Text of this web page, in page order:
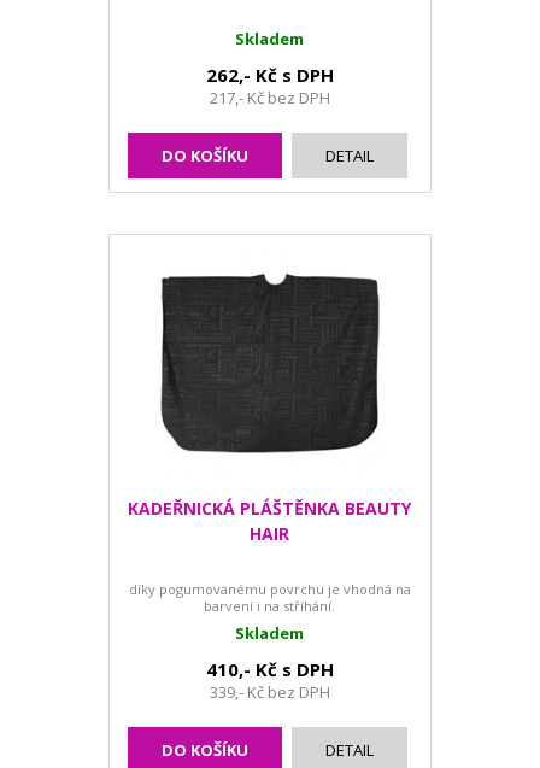
Skladem
262,- Kč s DPH
217,- Kč bez DPH
DO KOŠÍKU DETAIL
KADEŘNICKÁ PLÁŠTĚNKA BEAUTY
HAIR
díky pogumovanému povrchu je vhodná na
barvení i na stříhání.
Skladem
410,- Kč s DPH
339,- Kč bez DPH
DO KOŠÍKU DETAIL